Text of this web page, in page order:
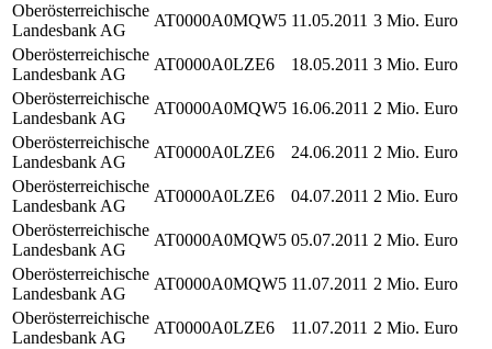
Oberösterreichische
Landesbank AG
AT0000A0MQW5 11.05.2011 3 Mio. Euro
Oberösterreichische
Landesbank AG
AT0000A0LZE6 18.05.2011 3 Mio. Euro
Oberösterreichische
Landesbank AG
AT0000A0MQW5 16.06.2011 2 Mio. Euro
Oberösterreichische
Landesbank AG
AT0000A0LZE6 24.06.2011 2 Mio. Euro
Oberösterreichische
Landesbank AG
AT0000A0LZE6 04.07.2011 2 Mio. Euro
Oberösterreichische
Landesbank AG
AT0000A0MQW5 05.07.2011 2 Mio. Euro
Oberösterreichische
Landesbank AG
AT0000A0MQW5 11.07.2011 2 Mio. Euro
Oberösterreichische
Landesbank AG
AT0000A0LZE6 11.07.2011 2 Mio. Euro